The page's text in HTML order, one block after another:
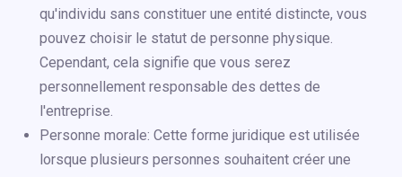
qu'individu sans constituer une entité distincte, vous
pouvez choisir le statut de personne physique.
Cependant, cela signifie que vous serez
personnellement responsable des dettes de
l'entreprise.
Personne morale: Cette forme juridique est utilisée
lorsque plusieurs personnes souhaitent créer une